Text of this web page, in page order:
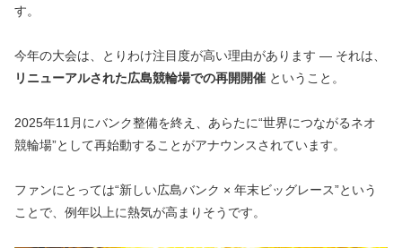
す。
今年の大会は、とりわけ注目度が高い理由があります — それは、
リニューアルされた広島競輪場での再開開催 ということ。
2025年11月にバンク整備を終え、あらたに“世界につながるネオ
競輪場”として再始動することがアナウンスされています。
ファンにとっては“新しい広島バンク × 年末ビッグレース”という
ことで、例年以上に熱気が高まりそうです。